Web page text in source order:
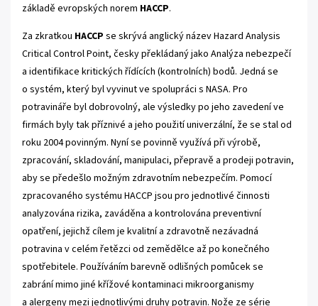
základě evropských norem HACCP.
Za zkratkou HACCP se skrývá anglický název Hazard Analysis
Critical Control Point, česky překládaný jako Analýza nebezpečí
a identifikace kritických řídících (kontrolních) bodů. Jedná se
o systém, který byl vyvinut ve spolupráci s NASA. Pro
potravináře byl dobrovolný, ale výsledky po jeho zavedení ve
firmách byly tak příznivé a jeho použití univerzální, že se stal od
roku 2004 povinným. Nyní se povinně využívá při výrobě,
zpracování, skladování, manipulaci, přepravě a prodeji potravin,
aby se předešlo možným zdravotním nebezpečím. Pomocí
zpracovaného systému HACCP jsou pro jednotlivé činnosti
analyzována rizika, zaváděna a kontrolována preventivní
opatření, jejichž cílem je kvalitní a zdravotně nezávadná
potravina v celém řetězci od zemědělce až po konečného
spotřebitele. Používáním barevně odlišných pomůcek se
zabrání mimo jiné křížové kontaminaci mikroorganismy
a alergeny mezi jednotlivými druhy potravin. Nože ze série